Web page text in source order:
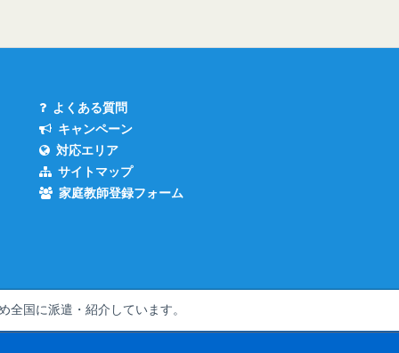
よくある質問
キャンペーン
対応エリア
サイトマップ
家庭教師登録フォーム
全国に派遣・紹介しています。